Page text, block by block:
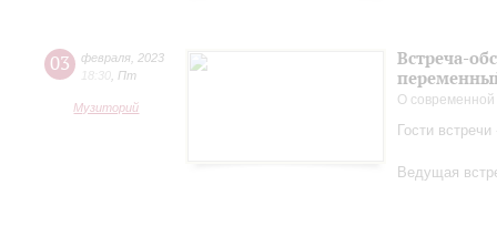
03 февраля 2023
18:30 Пт
Музиторий
Встреча-
О
Гости
Ведущая